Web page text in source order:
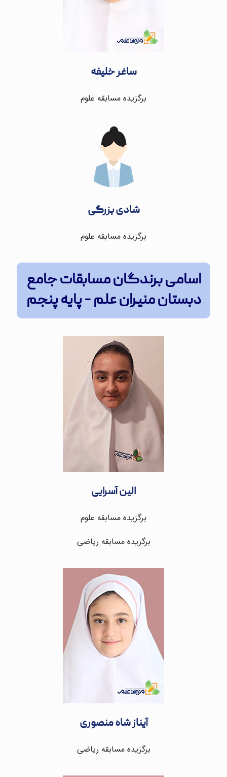
ساغر خلیفه
برگزیده مسابقه علوم
شادی بزرگی
برگزیده مسابقه علوم
اسامی برندگان مسابقات جامع
دبستان منیران علم - پایه پنجم
الین آسرایی
برگزیده مسابقه علوم
برگزیده مسابقه ریاضی
آیناز شاه منصوری
برگزیده مسابقه ریاضی